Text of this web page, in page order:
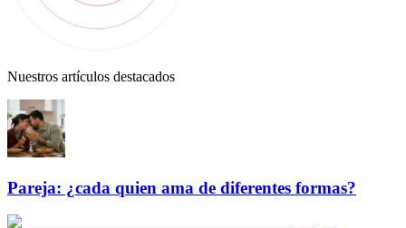
Nuestros artículos destacados
Pareja: ¿cada quien ama de diferentes formas?